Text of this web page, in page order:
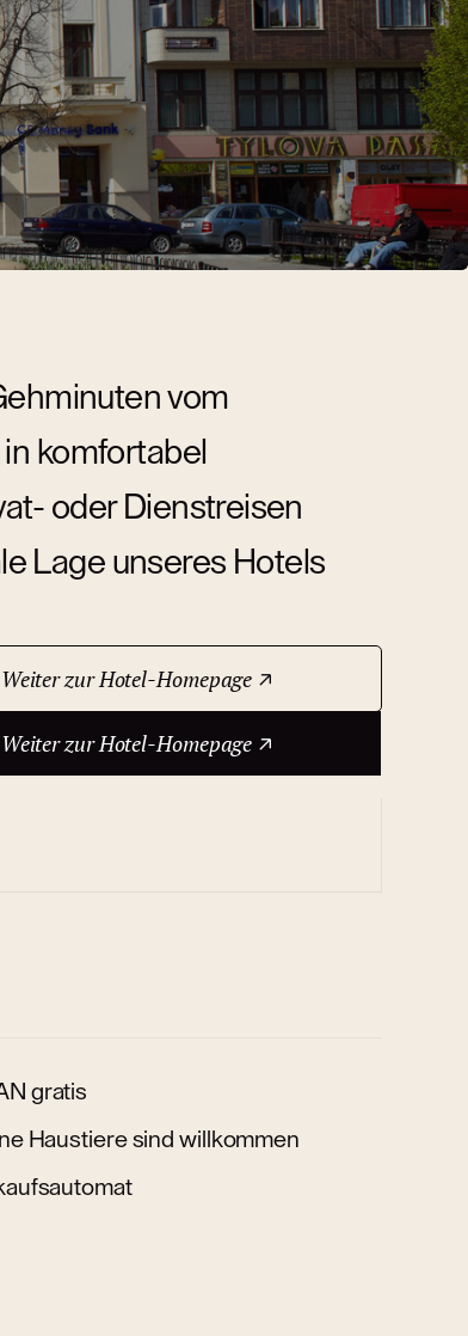
vom
komfortabel
oder Dienstreisen
Lage unseres Hotels
Weiter zur Hotel-Homepage
Weiter zur Hotel-Homepage
gratis
Haustiere sind willkommen